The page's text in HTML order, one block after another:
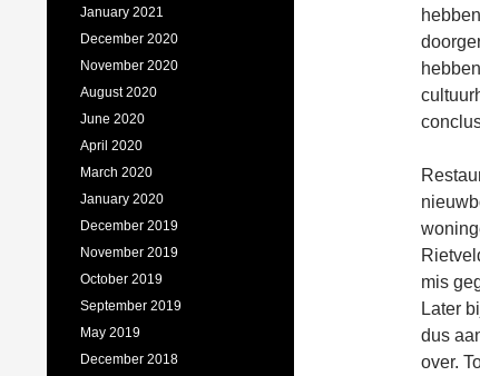
mis
Later
dus
over.
January 2021
December 2020
November 2020
August 2020
June 2020
April 2020
March 2020
January 2020
December 2019
November 2019
October 2019
September 2019
May 2019
December 2018